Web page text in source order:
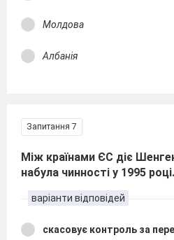
Молдова
Албанія
Запитання 7
Між країнами ЄС діє
набула чинності у 1995
варіанти відповідей
скасовує контроль за